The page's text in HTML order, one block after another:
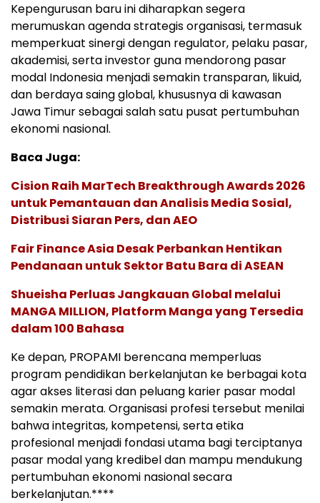
Kepengurusan baru ini diharapkan segera
merumuskan agenda strategis organisasi, termasuk
memperkuat sinergi dengan regulator, pelaku pasar,
akademisi, serta investor guna mendorong pasar
modal Indonesia menjadi semakin transparan, likuid,
dan berdaya saing global, khususnya di kawasan
Jawa Timur sebagai salah satu pusat pertumbuhan
ekonomi nasional.
Baca Juga:
Cision Raih MarTech Breakthrough Awards 2026
untuk Pemantauan dan Analisis Media Sosial,
Distribusi Siaran Pers, dan AEO
Fair Finance Asia Desak Perbankan Hentikan
Pendanaan untuk Sektor Batu Bara di ASEAN
Shueisha Perluas Jangkauan Global melalui
MANGA MILLION, Platform Manga yang Tersedia
dalam 100 Bahasa
Ke depan, PROPAMI berencana memperluas
program pendidikan berkelanjutan ke berbagai kota
agar akses literasi dan peluang karier pasar modal
semakin merata. Organisasi profesi tersebut menilai
bahwa integritas, kompetensi, serta etika
profesional menjadi fondasi utama bagi terciptanya
pasar modal yang kredibel dan mampu mendukung
pertumbuhan ekonomi nasional secara
berkelanjutan.****